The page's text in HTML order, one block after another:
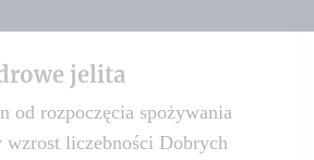
jelita
od rozpoczęcia spożywania
wzrost liczebności Dobrych